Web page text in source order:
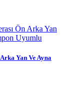
Yan Ve Ayna